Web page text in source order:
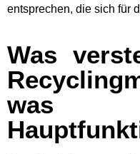
entsprechen, die sich für
Was
was